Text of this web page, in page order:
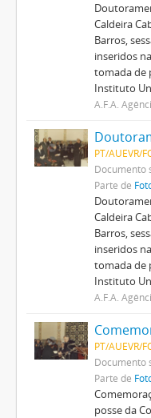
Caldeira
Barros,
inseridos
tomada de
Instituto
A.F.A.
PT/AUEVR/
Documento
Parte de
Caldeira
Barros,
inseridos
tomada de
Instituto
A.F.A.
PT/AUEVR/
Documento
Parte de
posse da